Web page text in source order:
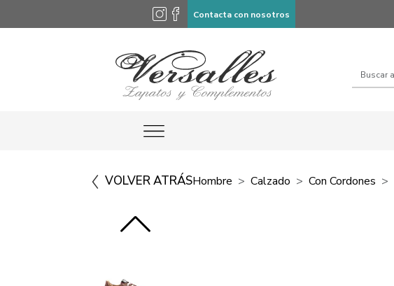
Contacta con nosotros
VOLVER ATRÁSHombre Calzado Con Cordones